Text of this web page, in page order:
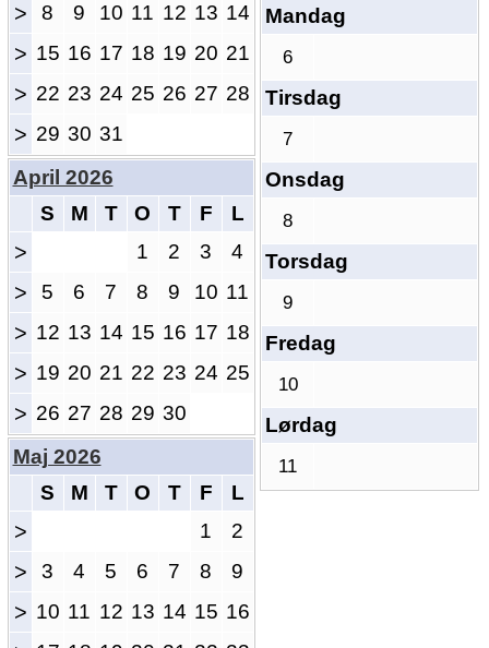
> 8 9 10 11 12 13 14
> 15 16 17 18 19 20 21
> 22 23 24 25 26 27 28
> 29 30 31
Mandag
6
Tirsdag
7
Onsdag
8
Torsdag
9
Fredag
10
Lørdag
11
April 2026
S
M T O T F L
> 1 2 3 4
> 5 6 7 8 9 10 11
> 12 13 14 15 16 17 18
> 19 20 21 22 23 24 25
> 26 27 28 29 30
Maj 2026
S
M T O T F L
> 1 2
> 3 4 5 6 7 8 9
> 10 11 12 13 14 15 16